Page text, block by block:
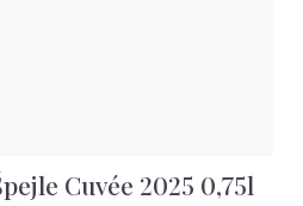
Cuvée 2025 0,75l